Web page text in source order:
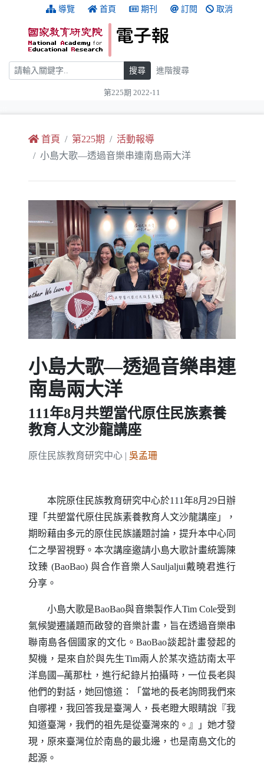
跳到主要內容 導覽 首頁 期刊 訂閱 取消
搜尋 搜尋 進階搜尋
第225期 2022-11
首頁 第225期
活動報導
小島大歌—透過音樂串連南島兩大洋
Previous Next
小島大歌—透過音樂串連
南島兩大洋
111年8月共塑當代原住民族素養
教育人文沙龍講座
原住民族教育研究中心 | 吳孟珊
本院原住民族教育研究中心於111年8月29日辦
理「共塑當代原住民族素養教育人文沙龍講座」，
期盼藉由多元的原住民族議題討論，提升本中心同
仁之學習視野。本次講座邀請小島大歌計畫統籌陳
玟臻 (BaoBao) 與合作音樂人 Sauljaljui戴曉君進行
分享。
小島大歌是BaoBao與音樂製作人Tim Cole受到
氣候變遷議題而啟發的音樂計畫，旨在透過音樂串
聯南島各個國家的文化。BaoBao談起計畫發起的
契機，是來自於與先生Tim兩人於某次造訪南太平
洋島國─萬那杜，進行紀錄片拍攝時，一位長老與
他們的對話，她回憶道：「當地的長老詢問我們來
自哪裡，我回答我是臺灣人，長老瞪大眼睛說『我
知道臺灣，我們的祖先是從臺灣來的。』」她才發
現，原來臺灣位於南島的最北邊，也是南島文化的
起源。